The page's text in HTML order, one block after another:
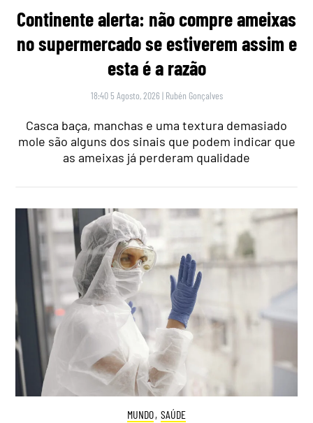
Continente alerta: não compre ameixas
no supermercado se estiverem assim e
esta é a razão
18:40 5 Agosto, 2026 | Rubén Gonçalves
Casca baça, manchas e uma textura demasiado
mole são alguns dos sinais que podem indicar que
as ameixas já perderam qualidade
MUNDO, SAÚDE